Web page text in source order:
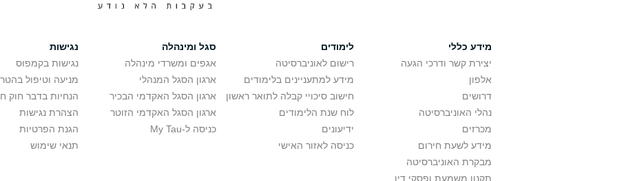
מידע כללי
יצירת קשר ודרכי הגעה
אלפון
דרושים
נהלי האוניברסיטה
מכרזים
מידע לשעת חירום
מבקרת האוניברסיטה
תקנון משמעת ופסקי דין
לימודים
רישום לאוניברסיטה
מידע למתעניינים בלימודים
חישוב סיכויי קבלה לתואר ראשון
לוח שנת הלימודים
ידיעונים
כניסה לאזור האישי
סגל ומינהלה
אגפים ומשרדי מינהלה
ארגון הסגל המנהלי
ארגון הסגל האקדמי הבכיר
ארגון הסגל האקדמי הזוטר
כניסה ל-My Tau
נגישות
נגישות בקמפוס
מניעה וטיפול
הנחיות בדבר חוק
הצהרת נגישות
הגנת הפרטיות
תנאי שימוש